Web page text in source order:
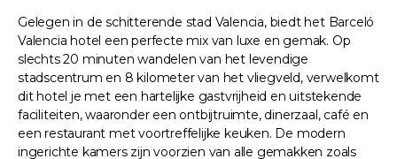
Gelegen in de schitterende stad Valencia, biedt het Barceló
Valencia hotel een perfecte mix van luxe en gemak. Op
slechts 20 minuten wandelen van het levendige
stadscentrum en 8 kilometer van het vliegveld, verwelkomt
dit hotel je met een hartelijke gastvrijheid en uitstekende
faciliteiten, waaronder een ontbijtruimte, dinerzaal, café en
een restaurant met voortreffelijke keuken. De modern
ingerichte kamers zijn voorzien van alle gemakken zoals